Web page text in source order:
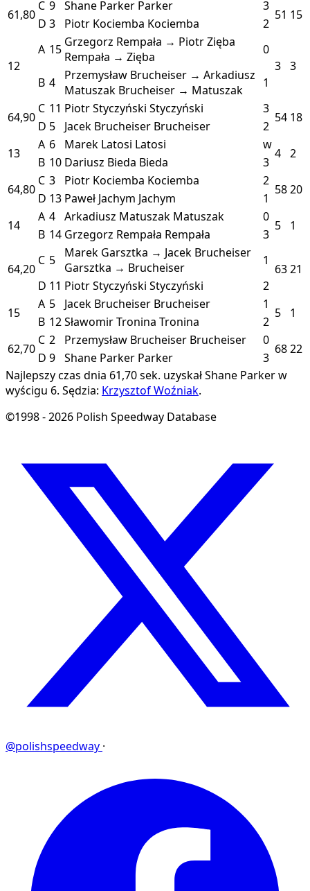
61,80
C 9 Shane Parker Parker 3
51 15
D 3 Piotr Kociemba Kociemba 2
12
A 15 Grzegorz Rempała → Piotr Zięba
Rempała → Zięba
0
3 3
B 4
Przemysław Brucheiser → Arkadiusz
Matuszak Brucheiser → Matuszak 1
64,90
C 11 Piotr Styczyński Styczyński 3
54 18
D 5 Jacek Brucheiser Brucheiser
2
13
A 6 Marek Latosi Latosi w
4 2
B 10 Dariusz Bieda Bieda
3
64,80
C 3 Piotr Kociemba Kociemba 2
5820
D 13 Paweł Jachym Jachym
1
14
A 4 Arkadiusz Matuszak Matuszak 0
5 1
B 14 Grzegorz Rempała Rempała 3
64,20
C 5
Marek Garsztka → Jacek Brucheiser
Garsztka → Brucheiser
1
6321
D 11 Piotr Styczyński Styczyński
2
15
A 5 Jacek Brucheiser Brucheiser 1
5 1
B 12Sławomir Tronina Tronina
2
62,70
C 2 Przemysław Brucheiser Brucheiser 0
6822
D 9 Shane Parker Parker
3
Najlepszy czas dnia 61,70 sek. uzyskał Shane Parker w
wyścigu 6. Sędzia: Krzysztof Woźniak.
©1998 - 2026 Polish Speedway Database
@polishspeedway ·